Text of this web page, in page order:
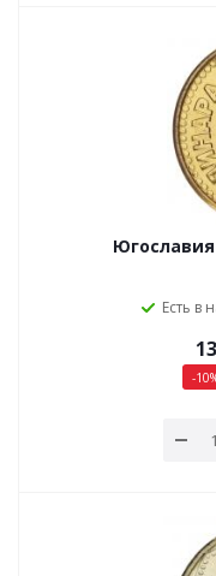
Югославия
Есть в
-10